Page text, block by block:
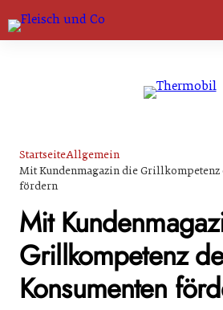
Marktführer
StartseiteAllgemein
Mit Kundenmagazin die Grillkompetenz
fördern
Mit
Grillkompetenz
Konsumenten